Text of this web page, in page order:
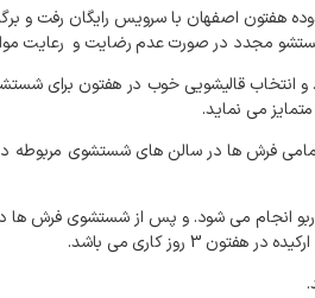
هفتون اصفهان باسرویس رایگان رفت و
مجدد در صورت عدم رضایت و رعایت
و انتخاب قالیشویی خوب در هفتون برای
متمایز می نماید.
فرش ها در سالن های شستشوی مربوطه
انجام می شود.و پس از شستشوی فرش ها
ارکیده در هفتون روز کاری می باشد.
.